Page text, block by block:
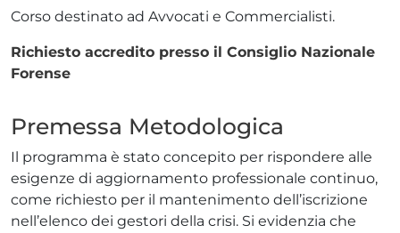
Corso destinato ad Avvocati e Commercialisti.
Richiesto accredito presso il Consiglio Nazionale
Forense
Premessa Metodologica
Il programma è stato concepito per rispondere alle
esigenze di aggiornamento professionale continuo,
come richiesto per il mantenimento dell’iscrizione
nell’elenco dei gestori della crisi. Si evidenzia che